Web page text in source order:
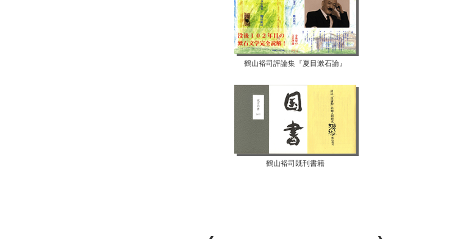
鶴山裕司評論集『夏目漱石論』
鶴山裕司既刊書籍